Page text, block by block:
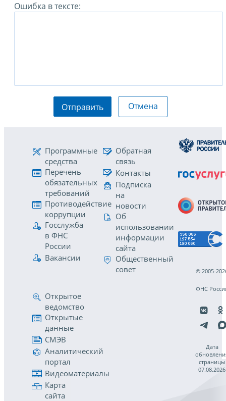
Ошибка в тексте:
Отправить Отмена
Программные
средства
Перечень
обязательных
требований
Противодействие
коррупции
Госслужба
в ФНС
России
Вакансии
Обратная
связь
Контакты
Подписка
на
новости
Об
использовании
информации
сайта
Общественный
совет
Открытое
ведомство
Открытые
данные
СМЭВ
Аналитический
портал
Видеоматериалы
Карта
сайта
© 2005-
ФНС
Дата
страницы
07.08.2026